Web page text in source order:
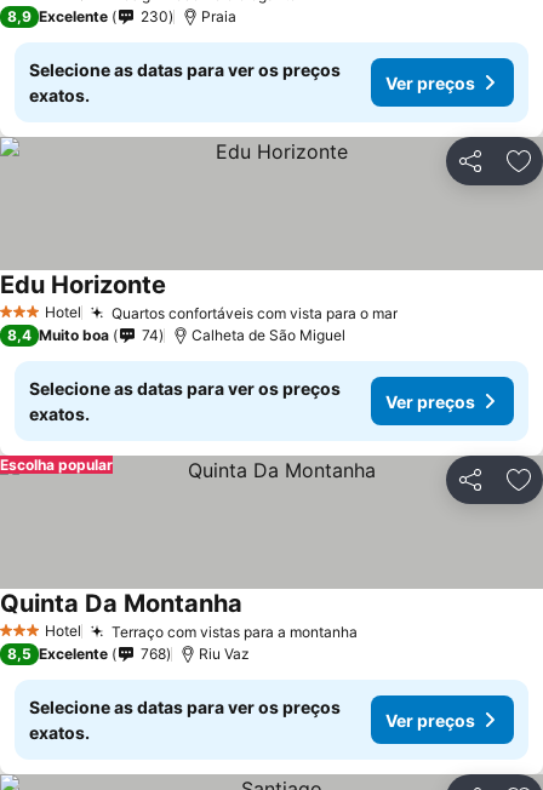
8,9 Excelente 230 Praia
Selecione as datas para ver os preços
exatos.
Ver preços
Partilhar
3 EstrelasHotel Quartos confortáveis com vista para o mar
Edu Horizonte
8,4 Muito boa 74 Calheta de São Miguel
Selecione as datas para ver os preços
exatos.
Ver preços
Partilhar
Escolha popular
3 EstrelasHotel Terraço com vistas para a montanha
Quinta Da Montanha
8,5 Excelente 768 Riu Vaz
Selecione as datas para ver os preços
exatos.
Ver preços